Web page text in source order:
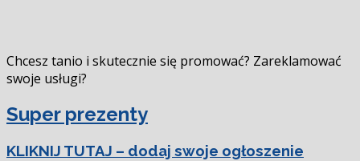
Chcesz tanio i skutecznie się promować? Zareklamować
swoje usługi?
Super prezenty
KLIKNIJ TUTAJ – dodaj swoje ogłoszenie